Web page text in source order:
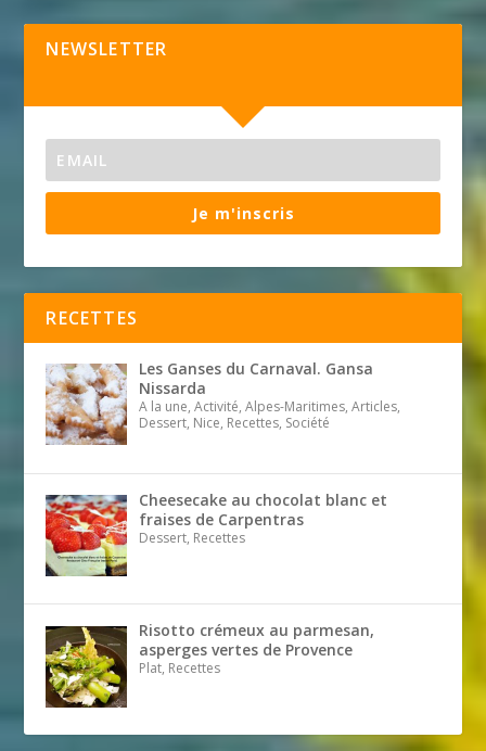
NEWSLETTER
Je m'inscris
RECETTES
Les Ganses du Carnaval. Gansa
Nissarda
A la une, Activité, Alpes-Maritimes, Articles,
Dessert, Nice, Recettes, Société
Cheesecake au chocolat blanc et
fraises de Carpentras
Dessert, Recettes
Risotto crémeux au parmesan,
asperges vertes de Provence
Plat, Recettes